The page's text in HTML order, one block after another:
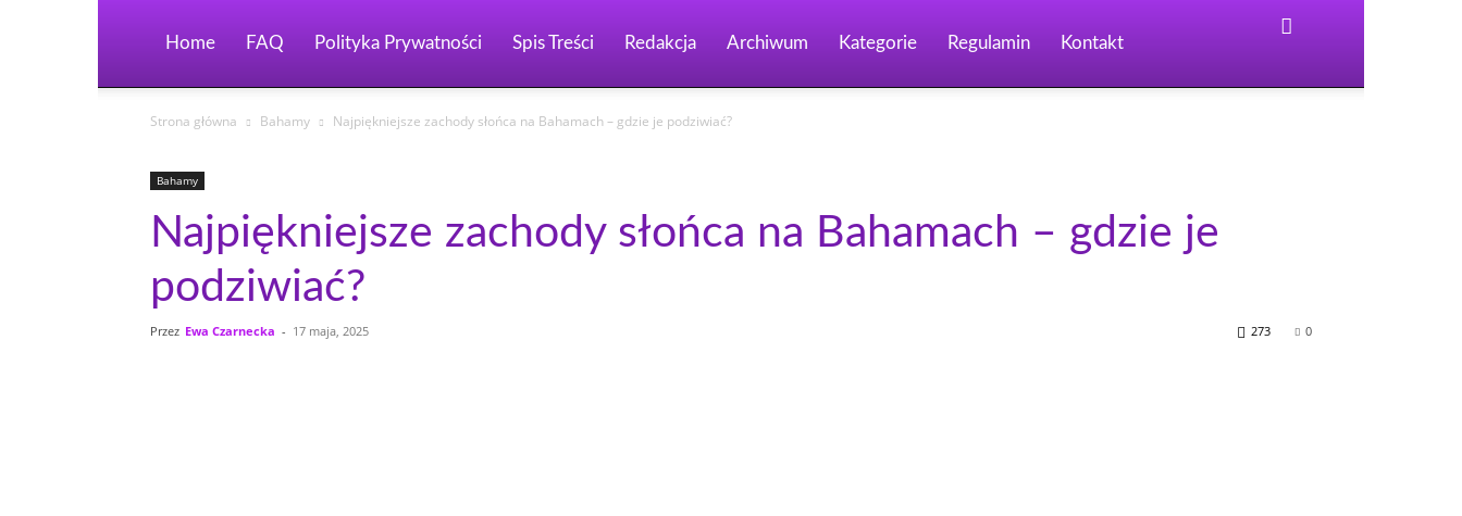
Home FAQ Polityka Prywatności Spis Treści Redakcja Archiwum Kategorie Regulamin Kontakt
Strona główna Bahamy Najpiękniejsze zachody słońca na Bahamach – gdzie je podziwiać?
Bahamy
Najpiękniejsze zachody słońca na Bahamach – gdzie je
podziwiać?
Przez Ewa Czarnecka - 17 maja, 2025 0
273